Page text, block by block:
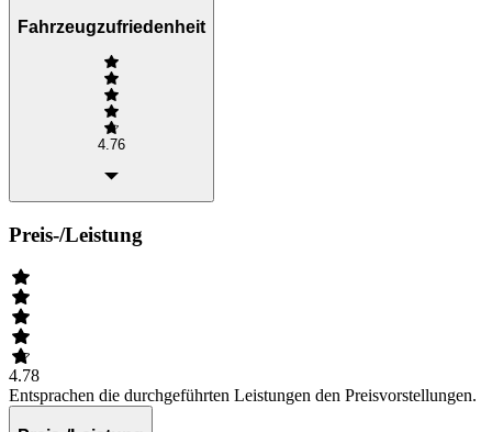
Fahrzeugzufriedenheit
4.76
Preis-/Leistung
4.78
Entsprachen die durchgeführten Leistungen den Preisvorstellungen.